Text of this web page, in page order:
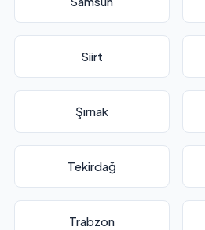
Siirt
Şırnak
Tekirdağ
Trabzon